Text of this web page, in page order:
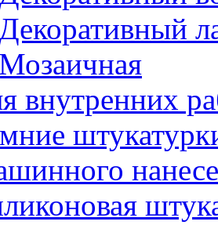
Мозаичная
внутренних